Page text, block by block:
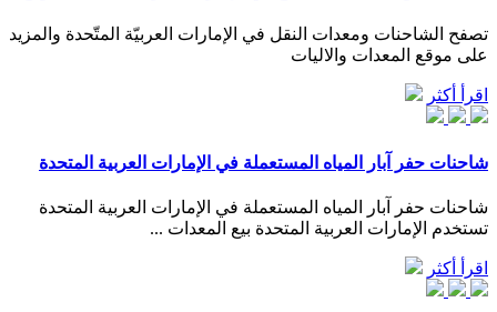
تصفح الشاحنات ومعدات النقل في الإمارات العربيّة المتّحدة والمزيد
على موقع المعدات والاليات
اقرأ أكثر
شاحنات حفر آبار المياه المستعملة في الإمارات العربية المتحدة
شاحنات حفر آبار المياه المستعملة في الإمارات العربية المتحدة
تستخدم الإمارات العربية المتحدة بيع المعدات ...
اقرأ أكثر